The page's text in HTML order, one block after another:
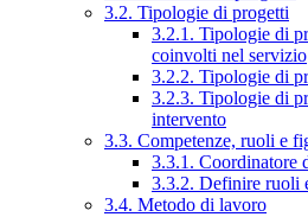
3.2. Tipologie di progetti
3.2.1. Tipologie di
coinvolti nel servizio
3.2.2. Tipologie di
3.2.3. Tipologie di
intervento
3.3. Competenze, ruoli e
3.3.1. Coordinatore
3.3.2. Definire ruoli
3.4. Metodo di lavoro